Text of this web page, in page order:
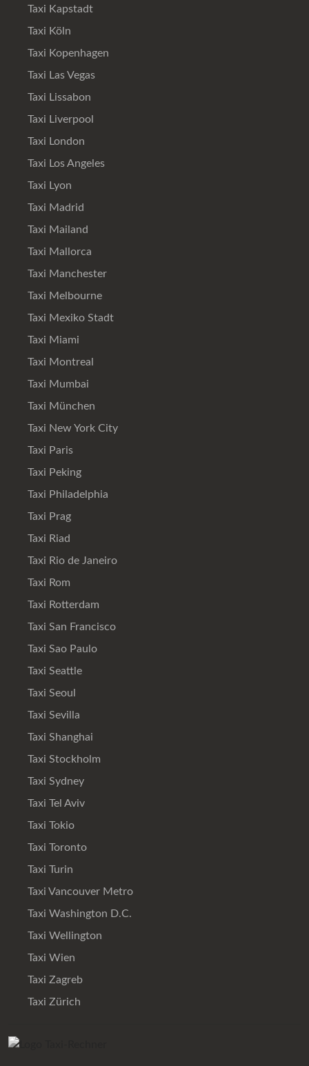
Taxi Kapstadt
Taxi Köln
Taxi Kopenhagen
Taxi Las Vegas
Taxi Lissabon
Taxi Liverpool
Taxi London
Taxi Los Angeles
Taxi Lyon
Taxi Madrid
Taxi Mailand
Taxi Mallorca
Taxi Manchester
Taxi Melbourne
Taxi Mexiko Stadt
Taxi Miami
Taxi Montreal
Taxi Mumbai
Taxi München
Taxi New York City
Taxi Paris
Taxi Peking
Taxi Philadelphia
Taxi Prag
Taxi Riad
Taxi Rio de Janeiro
Taxi Rom
Taxi Rotterdam
Taxi San Francisco
Taxi Sao Paulo
Taxi Seattle
Taxi Seoul
Taxi Sevilla
Taxi Shanghai
Taxi Stockholm
Taxi Sydney
Taxi Tel Aviv
Taxi Tokio
Taxi Toronto
Taxi Turin
Taxi Vancouver Metro
Taxi Washington D.C.
Taxi Wellington
Taxi Wien
Taxi Zagreb
Taxi Zürich